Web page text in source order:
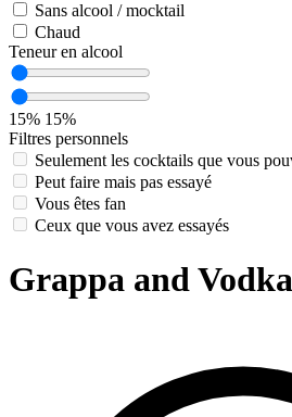
Sans alcool / mocktail
Chaud
Teneur en alcool
15% 15%
Filtres personnels
Seulement les cocktails que vous
Peut faire mais pas essayé
Vous êtes fan
Ceux que vous avez essayés
Grappa and